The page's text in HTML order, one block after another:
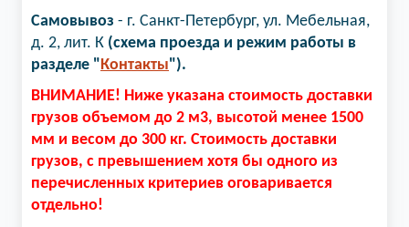
Самовывоз - г. Санкт-Петербург, ул. Мебельная,
д. 2, лит. К (схема проезда и режим работы в
разделе "Контакты").
ВНИМАНИЕ! Ниже указана стоимость доставки
грузов объемом до 2 м3, высотой менее 1500
мм и весом до 300 кг. Стоимость доставки
грузов, с превышением хотя бы одного из
перечисленных критериев оговаривается
отдельно!